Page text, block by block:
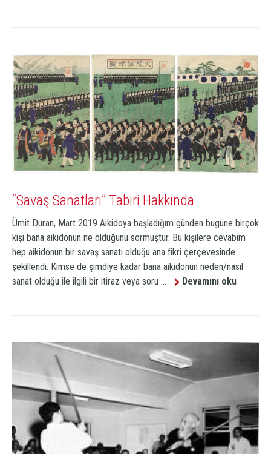
“Savaş Sanatları” Tabiri Hakkında
Ümit Duran, Mart 2019 Aikidoya başladığım günden bugüne birçok
kişi bana aikidonun ne olduğunu sormuştur. Bu kişilere cevabım
hep aikidonun bir savaş sanatı olduğu ana fikri çerçevesinde
şekillendi. Kimse de şimdiye kadar bana aikidonun neden/nasıl
sanat olduğu ile ilgili bir itiraz veya soru ...
Devamını oku